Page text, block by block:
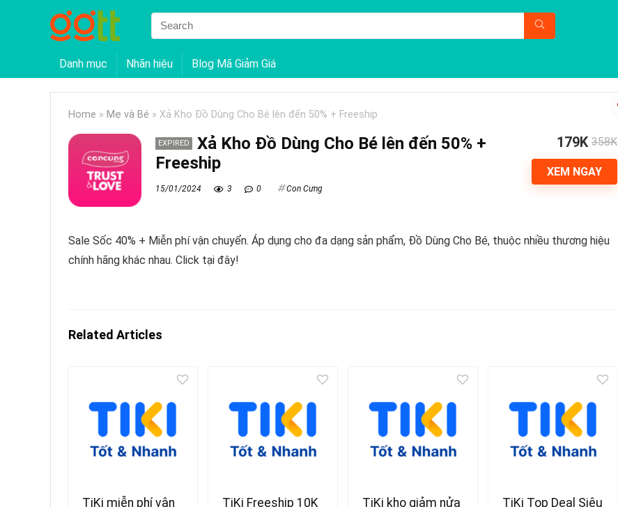
Danh mục Nhãn hiệu Blog Mã Giảm Giá
Home » Mẹ và Bé » Xả Kho Đồ Dùng Cho Bé lên đến 50% + Freeship
EXPIRED
Xả Kho Đồ Dùng Cho Bé lên đến 50% +
Freeship
15/01/2024 3 0 Con Cưng
179K 358K
XEM NGAY
Sale Sốc 40% + Miễn phí vận chuyển. Áp dụng cho đa dạng sản phẩm, Đồ Dùng Cho Bé, thuộc nhiều thương hiệu
chính hãng khác nhau. Click tại đây!
Related Articles
TiKi miễn phí vận
TiKi Freeship 10K
TiKi kho giảm nửa
TiKi Top Deal Siêu